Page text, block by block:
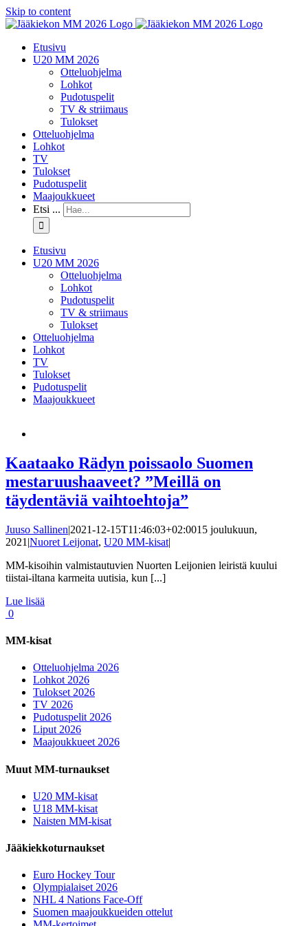
Skip to content
Etusivu
U20 MM 2026
Otteluohjelma
Lohkot
Pudotuspelit
TV & striimaus
Tulokset
Otteluohjelma
Lohkot
TV
Tulokset
Pudotuspelit
Maajoukkueet
Etsi ...
Etusivu
U20 MM 2026
Otteluohjelma
Lohkot
Pudotuspelit
TV & striimaus
Tulokset
Otteluohjelma
Lohkot
TV
Tulokset
Pudotuspelit
Maajoukkueet
Kaataako Rädyn poissaolo Suomen
mestaruushaaveet? ”Meillä on
täydentäviä vaihtoehtoja”
Juuso Sallinen|2021-12-15T11:46:03+02:0015 joulukuun,
2021 |Nuoret Leijonat, U20 MM-kisat|
MM-kisoihin valmistautuvien Nuorten Leijonien leiristä kuului
tiistai-iltana karmeita uutisia, kun [...]
Lue lisää
0
MM-kisat
Otteluohjelma 2026
Lohkot 2026
Tulokset 2026
TV 2026
Pudotuspelit 2026
Liput 2026
Maajoukkueet 2026
Muut MM-turnaukset
U20 MM-kisat
U18 MM-kisat
Naisten MM-kisat
Jääkiekkoturnaukset
Euro Hockey Tour
Olympialaiset 2026
NHL 4 Nations Face-Off
Suomen maajoukkueiden ottelut